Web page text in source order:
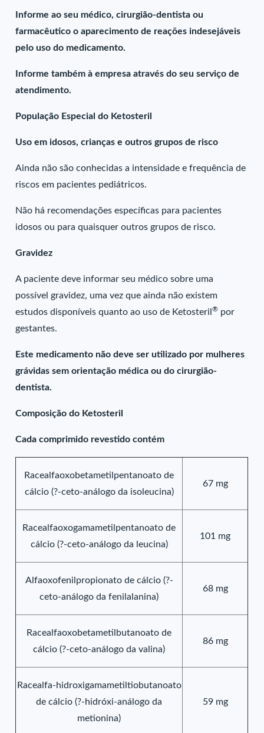
Informe ao seu médico, cirurgião-dentista ou
farmacêutico o aparecimento de reações indesejáveis
pelo uso do medicamento.
Informe também à empresa através do seu serviço de
atendimento.
População Especial do Ketosteril
Uso em idosos, crianças e outros grupos de risco
Ainda não são conhecidas a intensidade e frequência de
riscos em pacientes pediátricos.
Não há recomendações específicas para pacientes
idosos ou para quaisquer outros grupos de risco.
Gravidez
A paciente deve informar seu médico sobre uma
possível gravidez, uma vez que ainda não existem
estudos disponíveis quanto ao uso de Ketosteril® por
gestantes.
Este medicamento não deve ser utilizado por mulheres
grávidas sem orientação médica ou do cirurgião-
dentista.
Composição do Ketosteril
Cada comprimido revestido contém
Racealfaoxobetametilpentanoato de
cálcio (?-ceto-análogo da isoleucina)
67 mg
Racealfaoxogamametilpentanoato de
cálcio (?-ceto-análogo da leucina)
101 mg
Alfaoxofenilpropionato de cálcio (?-
ceto-análogo da fenilalanina)
68 mg
Racealfaoxobetametilbutanoato de
cálcio (?-ceto-análogo da valina)
86 mg
Racealfa-hidroxigamametiltiobutanoato
de cálcio (?-hidróxi-análogo da
metionina)
59 mg